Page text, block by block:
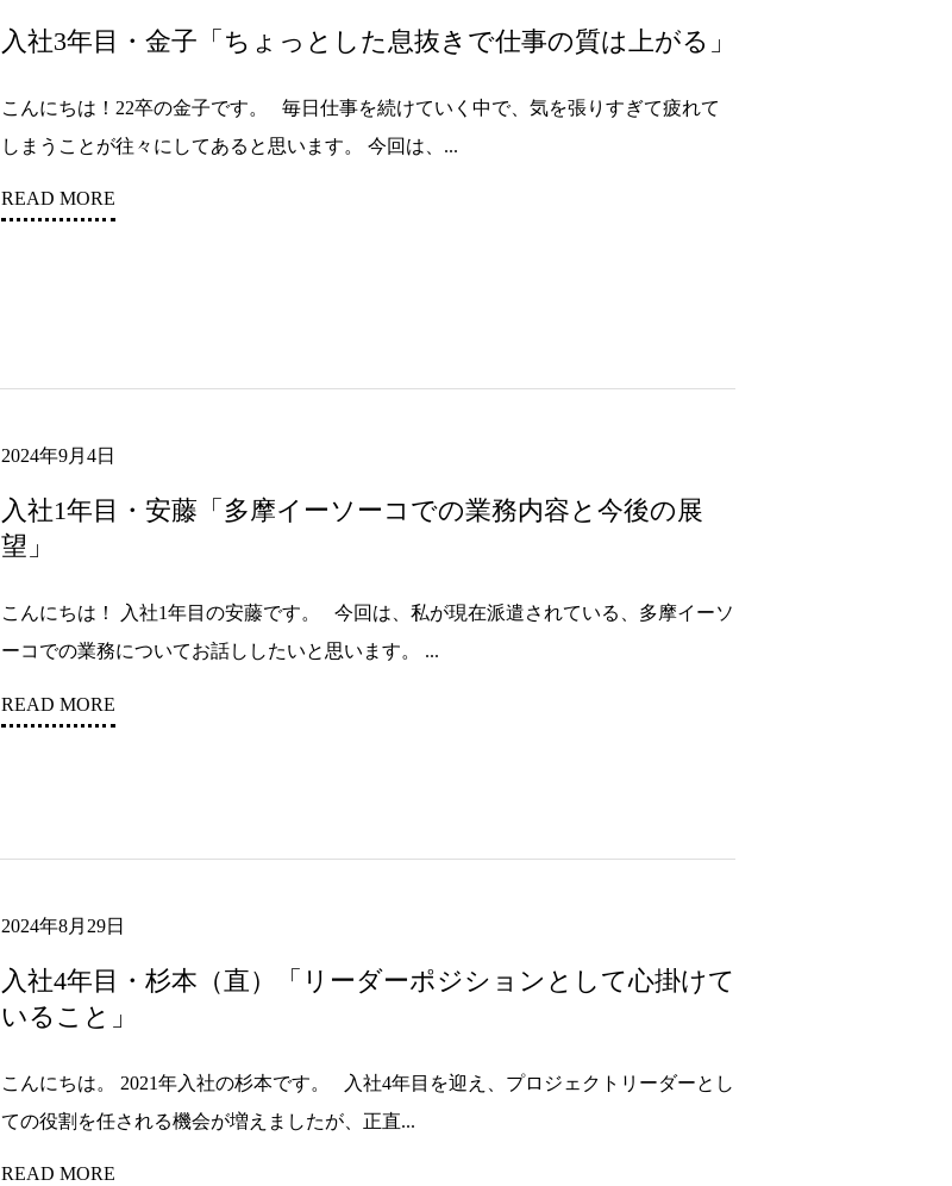
入社3年目・金子「ちょっとした息抜きで仕事の質は上がる」
こんにちは！22卒の金子です。 毎日仕事を続けていく中で、気を張りすぎて疲れて
しまうことが往々にしてあると思います。 今回は、...
READ MORE
2024年9月4日
入社1年目・安藤「多摩イーソーコでの業務内容と今後の展
望」
こんにちは！ 入社1年目の安藤です。 今回は、私が現在派遣されている、多摩イーソ
ーコでの業務についてお話ししたいと思います。 ...
READ MORE
2024年8月29日
入社4年目・杉本（直）「リーダーポジションとして心掛けて
いること」
こんにちは。 2021年入社の杉本です。 入社4年目を迎え、プロジェクトリーダーとし
ての役割を任される機会が増えましたが、正直...
READ MORE